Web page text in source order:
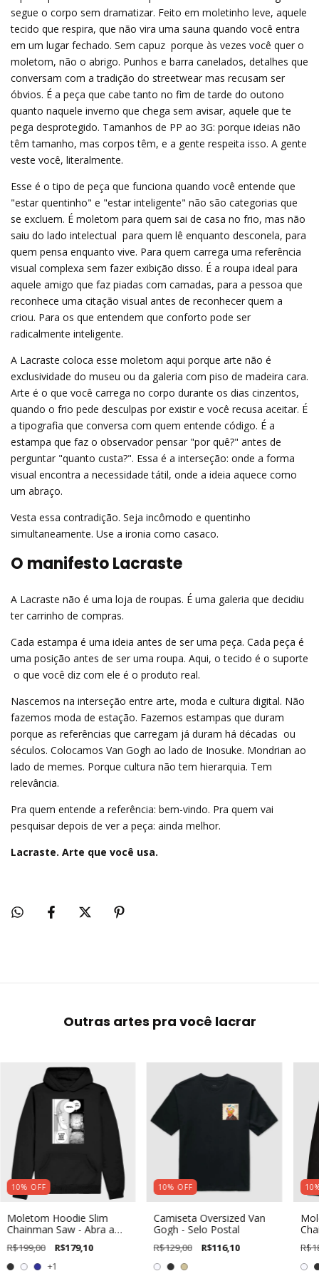
segue o corpo sem dramatizar. Feito em moletinho leve, aquele
tecido que respira, que não vira uma sauna quando você entra
em um lugar fechado. Sem capuz  porque às vezes você quer o
moletom, não o abrigo. Punhos e barra canelados, detalhes que
conversam com a tradição do streetwear mas recusam ser
óbvios. É a peça que cabe tanto no fim de tarde do outono
quanto naquele inverno que chega sem avisar, aquele que te
pega desprotegido. Tamanhos de PP ao 3G: porque ideias não
têm tamanho, mas corpos têm, e a gente respeita isso. A gente
veste você, literalmente.
Esse é o tipo de peça que funciona quando você entende que
"estar quentinho" e "estar inteligente" não são categorias que
se excluem. É moletom para quem sai de casa no frio, mas não
saiu do lado intelectual  para quem lê enquanto desconela, para
quem pensa enquanto vive. Para quem carrega uma referência
visual complexa sem fazer exibição disso. É a roupa ideal para
aquele amigo que faz piadas com camadas, para a pessoa que
reconhece uma citação visual antes de reconhecer quem a
criou. Para os que entendem que conforto pode ser
radicalmente inteligente.
A Lacraste coloca esse moletom aqui porque arte não é
exclusividade do museu ou da galeria com piso de madeira cara.
Arte é o que você carrega no corpo durante os dias cinzentos,
quando o frio pede desculpas por existir e você recusa aceitar. É
a tipografia que conversa com quem entende código. É a
estampa que faz o observador pensar "por quê?" antes de
perguntar "quanto custa?". Essa é a interseção: onde a forma
visual encontra a necessidade tátil, onde a ideia aquece como
um abraço.
Vesta essa contradição. Seja incômodo e quentinho
simultaneamente. Use a ironia como casaco.
O manifesto Lacraste
A Lacraste não é uma loja de roupas. É uma galeria que decidiu
ter carrinho de compras.
Cada estampa é uma ideia antes de ser uma peça. Cada peça é
uma posição antes de ser uma roupa. Aqui, o tecido é o suporte
 o que você diz com ele é o produto real.
Nascemos na interseção entre arte, moda e cultura digital. Não
fazemos moda de estação. Fazemos estampas que duram
porque as referências que carregam já duram há décadas  ou
séculos. Colocamos Van Gogh ao lado de Inosuke. Mondrian ao
lado de memes. Porque cultura não tem hierarquia. Tem
relevância.
Pra quem entende a referência: bem-vindo. Pra quem vai
pesquisar depois de ver a peça: ainda melhor.
Lacraste. Arte que você usa.
Outras artes pra você lacrar
10% OFF
Moletom Hoodie Slim
Chainman Saw - Abra a
Porta
R$199,00 R$179,10
+1
10% OFF
Camiseta Oversized Van
Gogh - Selo Postal
R$129,00 R$116,10
10